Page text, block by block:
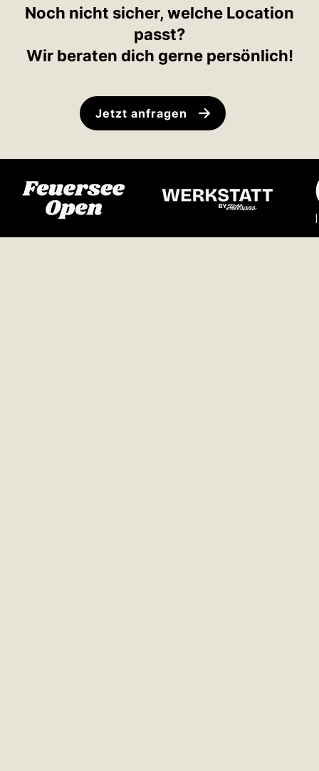
Noch nicht sicher, welche Location
passt?
Wir beraten dich gerne persönlich!
Jetzt anfragen